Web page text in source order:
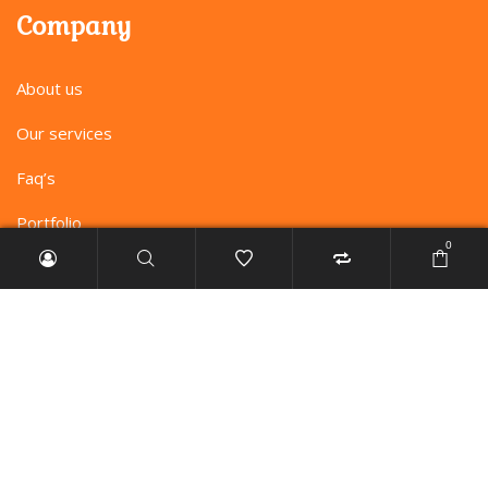
Company
About us
Our services
Faq’s
Portfolio
Profile
0